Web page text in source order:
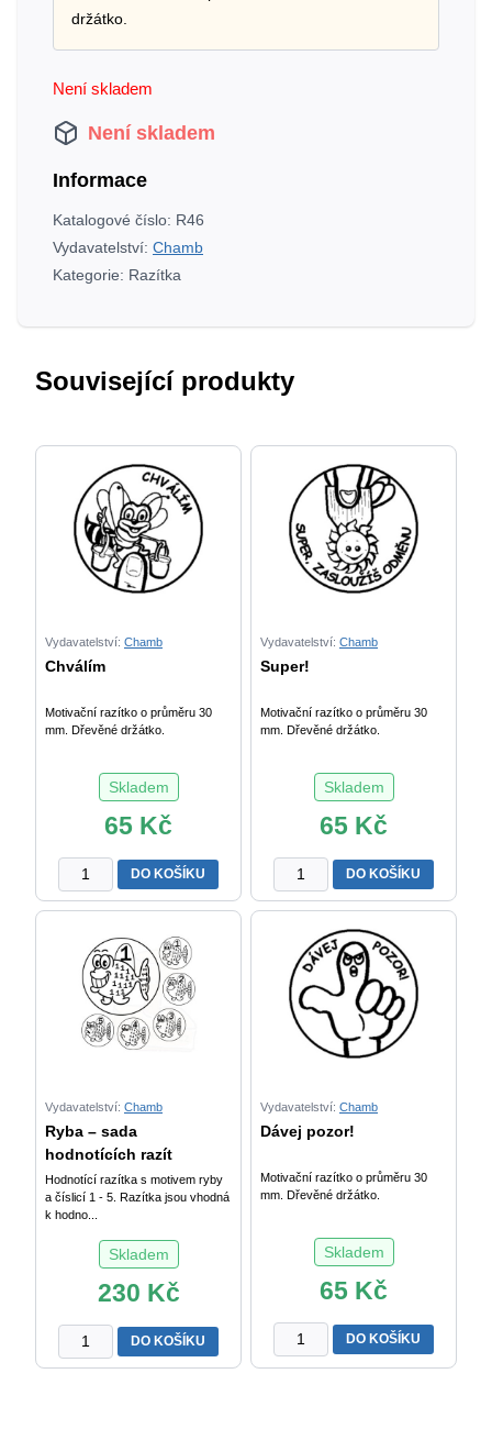
držátko.
Není skladem
Není skladem
Informace
Katalogové číslo: R46
Vydavatelství: Chamb
Kategorie: Razítka
Související produkty
Vydavatelství: Chamb
Chválím
Motivační razítko o průměru 30
mm. Dřevěné držátko.
Skladem
65 Kč
Chválím
množství
DO KOŠÍKU
Vydavatelství: Chamb
Super!
Motivační razítko o průměru 30
mm. Dřevěné držátko.
Skladem
65 Kč
Super!
množství
DO KOŠÍKU
Vydavatelství: Chamb
Ryba – sada
hodnotících razít
Hodnotící razítka s motivem ryby
a číslicí 1 - 5. Razítka jsou vhodná
k hodno...
Skladem
230 Kč
Ryba
-
DO KOŠÍKU
Vydavatelství: Chamb
Dávej pozor!
Motivační razítko o průměru 30
mm. Dřevěné držátko.
Skladem
65 Kč
Dávej
pozor!
DO KOŠÍKU